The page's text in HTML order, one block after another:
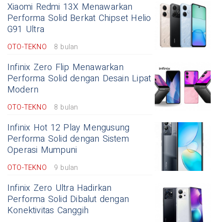
Xiaomi Redmi 13X Menawarkan
Performa Solid Berkat Chipset Helio
G91 Ultra
OTO-TEKNO 8 bulan
Infinix Zero Flip Menawarkan
Performa Solid dengan Desain Lipat
Modern
OTO-TEKNO 8 bulan
Infinix Hot 12 Play Mengusung
Performa Solid dengan Sistem
Operasi Mumpuni
OTO-TEKNO 9 bulan
Infinix Zero Ultra Hadirkan
Performa Solid Dibalut dengan
Konektivitas Canggih